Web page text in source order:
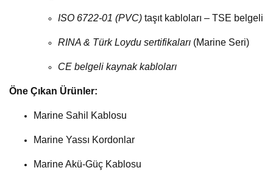
ISO 6722-01 (PVC) taşıt kabloları – TSE belgeli
RINA & Türk Loydu sertifikaları (Marine Seri)
CE belgeli kaynak kabloları
Öne Çıkan Ürünler:
Marine Sahil Kablosu
Marine Yassı Kordonlar
Marine Akü-Güç Kablosu